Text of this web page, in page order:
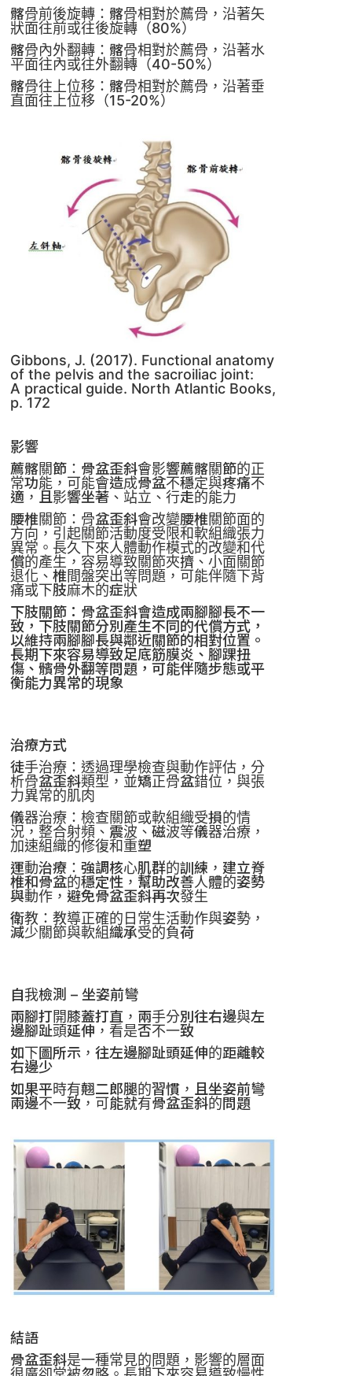
髂骨前後旋轉：髂骨相對於薦骨，沿著矢
狀面往前或往後旋轉（80%）
髂骨內外翻轉：髂骨相對於薦骨，沿著水
平面往內或往外翻轉（40-50%）
髂骨往上位移：髂骨相對於薦骨，沿著垂
直面往上位移（15-20%）
Gibbons, J. (2017). Functional anatomy
of the pelvis and the sacroiliac joint:
A practical guide. North Atlantic Books,
p. 172
影響
薦髂關節：骨盆歪斜會影響薦髂關節的正
常功能，可能會造成骨盆不穩定與疼痛不
適，且影響坐著、站立、行走的能力
腰椎關節：骨盆歪斜會改變腰椎關節面的
方向，引起關節活動度受限和軟組織張力
異常。長久下來人體動作模式的改變和代
償的產生，容易導致關節夾擠、小面關節
退化、椎間盤突出等問題，可能伴隨下背
痛或下肢麻木的症狀
下肢關節：骨盆歪斜會造成兩腳腳長不一
致，下肢關節分別產生不同的代償方式，
以維持兩腳腳長與鄰近關節的相對位置。
長期下來容易導致足底筋膜炎、腳踝扭
傷、髕骨外翻等問題，可能伴隨步態或平
衡能力異常的現象
治療方式
徒手治療：透過理學檢查與動作評估，分
析骨盆歪斜類型，並矯正骨盆錯位，與張
力異常的肌肉
儀器治療：檢查關節或軟組織受損的情
況，整合射頻、震波、磁波等儀器治療，
加速組織的修復和重塑
運動治療：強調核心肌群的訓練，建立脊
椎和骨盆的穩定性，幫助改善人體的姿勢
與動作，避免骨盆歪斜再次發生
衛教：教導正確的日常生活動作與姿勢，
減少關節與軟組織承受的負荷
自我檢測 – 坐姿前彎
兩腳打開膝蓋打直，兩手分別往右邊與左
邊腳趾頭延伸，看是否不一致
如下圖所示，往左邊腳趾頭延伸的距離較
右邊少
如果平時有翹二郎腿的習慣，且坐姿前彎
兩邊不一致，可能就有骨盆歪斜的問題
結語
骨盆歪斜是一種常見的問題，影響的層面